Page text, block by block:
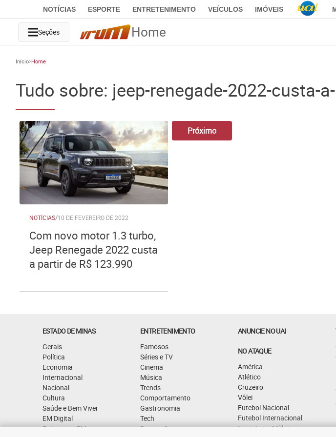
NOTÍCIAS ESPORTE ENTRETENIMENTO VEÍCULOS IMÓVEIS
Seções Home
Início Home
Tudo sobre: jeep-renegade-2022-custa-
NOTÍCIAS/10 DE FEVEREIRO DE 2022
Com novo motor 1.3 turbo,
Jeep Renegade 2022 custa
a partir de R$ 123.990
Próximo
ESTADO DE MINAS
Gerais
Política
Economia
Internacional
Nacional
Cultura
Saúde e Bem Viver
EM Digital
Fale com o EM
ENTRETENIMENTO
Famosos
Séries e TV
Cinema
Música
Trends
Comportamento
Gastronomia
Tech
Promoções
ANUNCIE NO UAI
NO ATAQUE
América
Atlético
Cruzeiro
Vôlei
Futebol Nacional
Futebol Internacional
Esporte na Mídia